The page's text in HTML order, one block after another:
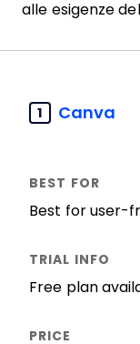
alle esigenze
1 Canva
Best for user-
Free plan